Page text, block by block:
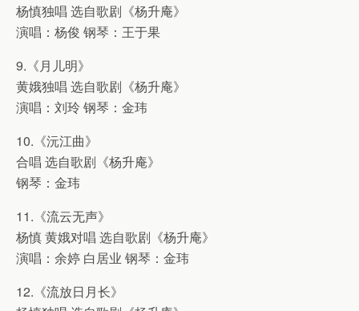
杨慎独唱 选自歌剧《杨升庵》
演唱：杨俊 钢琴：王于果
9.《月儿明》
黄娥独唱 选自歌剧《杨升庵》
演唱：刘玲 钢琴：金玮
10.《沅江曲》
合唱 选自歌剧《杨升庵》
钢琴：金玮
11.《流云无声》
杨慎 黄娥对唱 选自歌剧《杨升庵》
演唱：余婷 白居业 钢琴：金玮
12.《流放日月长》